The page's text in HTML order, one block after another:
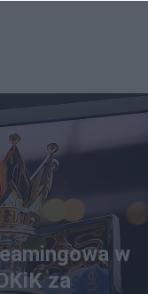
w
za